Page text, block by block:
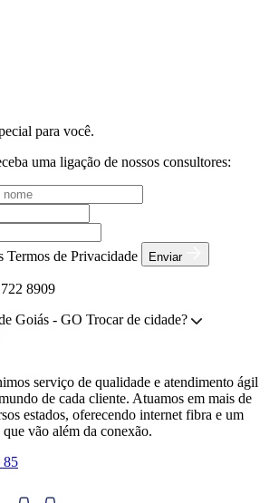
para você.
uma ligação de nossos consultores:
Termos de Privacidade
Enviar
8909
Goiás - GO Trocar de cidade?
serviço de qualidade e atendimento ágil
de cada cliente. Atuamos em mais de
estados, oferecendo internet fibra e um
vão além da conexão.
85